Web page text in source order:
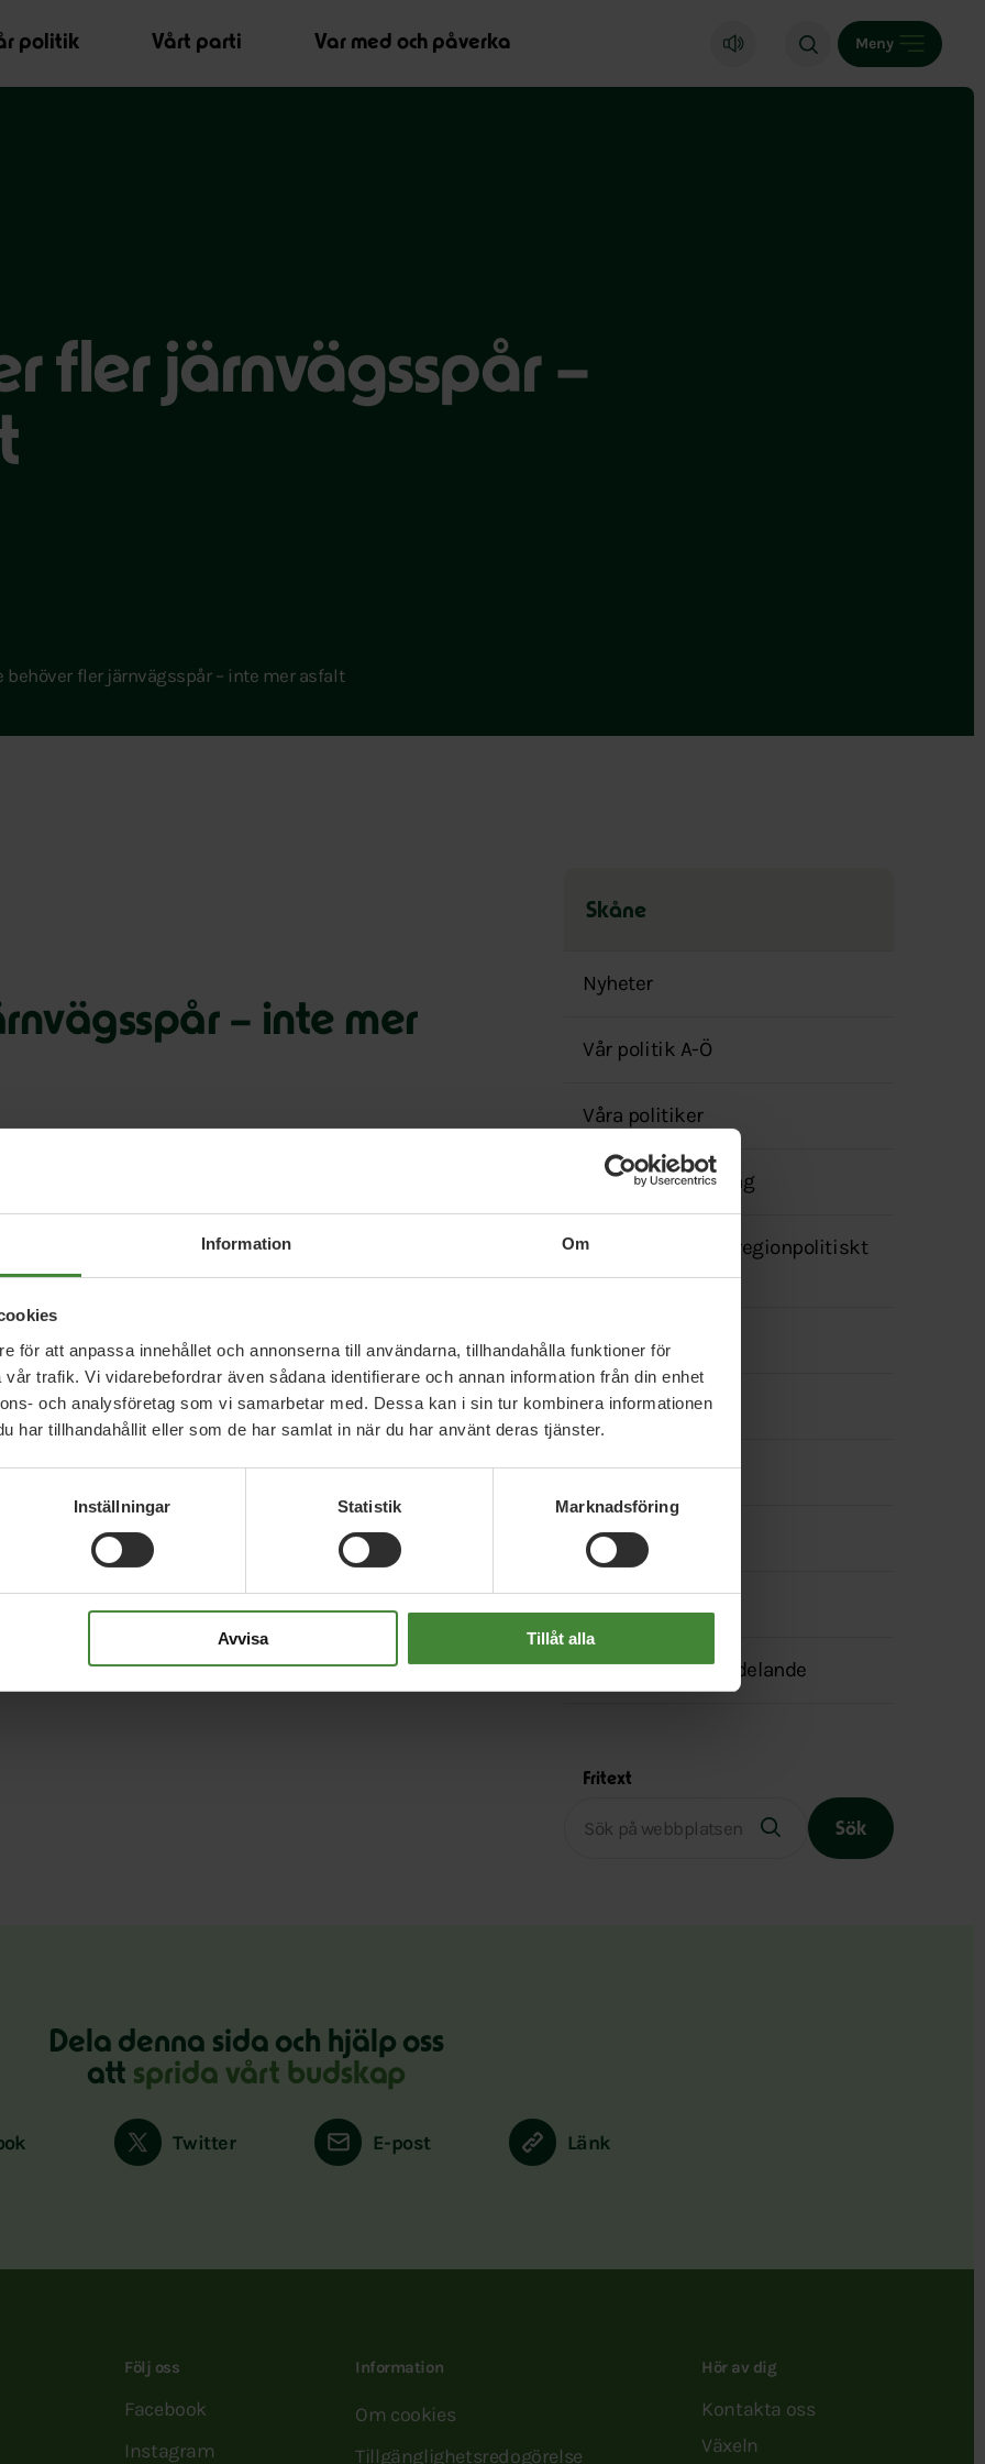
Information Om
för att anpassa innehållet och annonserna till användarna, tillhandahålla funktioner för
trafik. Vi vidarebefordrar även sådana identifierare och annan information från din enhet
och analysföretag som vi samarbetar med. Dessa kan i sin tur kombinera informationen
har tillhandahållit eller som de har samlat in när du har använt deras tjänster.
Inställningar Statistik Marknadsföring
Avvisa Tillåt alla
politik
Vårt parti Var med och påverka Meny
fler järnvägsspår –
behöver fler järnvägsspår – inte mer asfalt
– inte mer
är inte lösningen på Skånes
skriver Miljöpartiets Mätta
om varför Mp säger
klimatet och pendlarnas skull.
tiden-ar-forbi-da-det-gick-att-tuta-och-kora-
Skåne
över
menyn
Nyheter
Vår politik A-Ö
Våra politiker
Motioner & förslag
Valmanifest och regionpolitiskt
program
Bli medlem
Press
Facebook
Instagram
Transparensmeddelande
Fritext
Sök
Dela denna sida och hjälp oss
att sprida vårt budskap
Twitter E-post Länk
Följ oss
Facebook
Instagram
Information
Om cookies
Tillgänglighetsredogörelse
Hör av dig
Kontakta oss
Växeln